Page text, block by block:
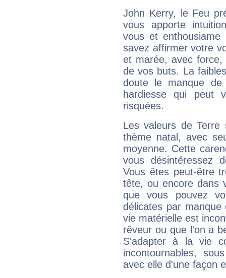
John Kerry, le Feu
vous apporte
vous et
savez affirmer votre
et marée, avec
de vos buts. La
doute le manque
hardiesse qui peut
risquées.
Les valeurs de Terre
thème natal, avec
moyenne. Cette
vous désintéressez
Vous êtes peut-être
tête, ou encore dans
que vous pouvez
délicates par
vie matérielle est
rêveur ou que l'on a
S'adapter à la vie
incontournables,
avec elle d'une façon